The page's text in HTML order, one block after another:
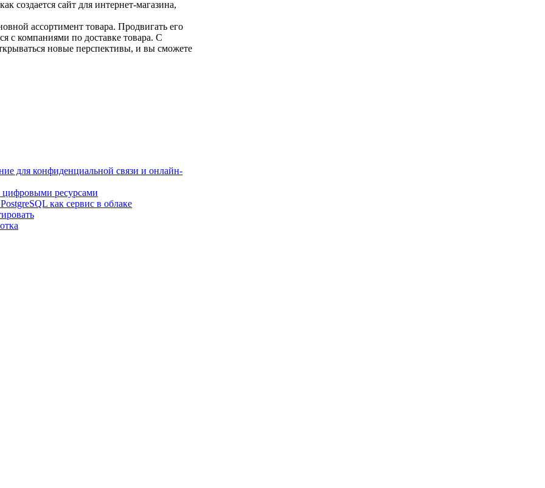
создается сайт для интернет-магазина,
ассортимент товара. Продвигать его
с компаниями по доставке товара. С
новые перспективы, и вы сможете
для конфиденциальной связи и онлайн-
цифровыми ресурсами
как сервис в облаке